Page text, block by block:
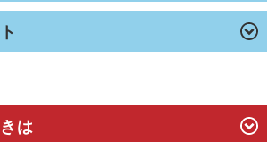
は